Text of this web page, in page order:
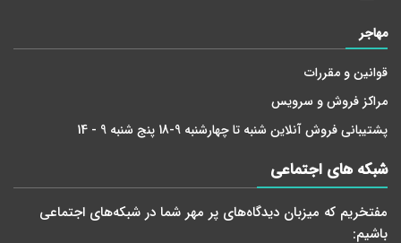
مهاجر
قوانین و مقررات
مراکز فروش و سرویس
پشتیبانی فروش آنلاین شنبه تا چهارشنبه 9-18 پنج شنبه 9 - 14
شبکه های اجتماعی
مفتخریم که میزبان دید‌گاه‌های پر مهر شما در شبکه‌های اجتماعی
باشیم: